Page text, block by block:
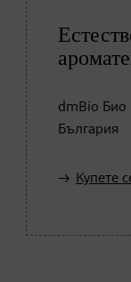
dmBio Био
България
Купете